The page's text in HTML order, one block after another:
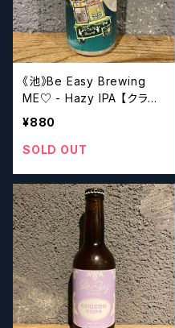
《池》Be Easy Brewing
ME♡ - Hazy IPA 【クラフ
トビール】
¥880
SOLD OUT